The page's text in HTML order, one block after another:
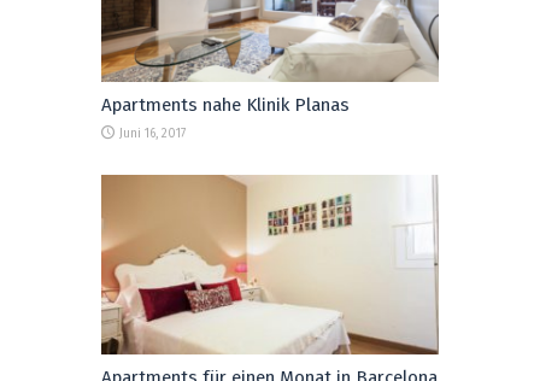
Apartments nahe Klinik Planas
Juni 16, 2017